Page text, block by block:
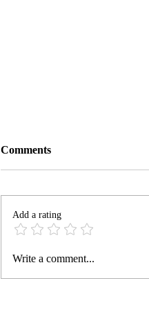
PRESIDENTI DANLLD
Comments
Add a rating
Write a comment...